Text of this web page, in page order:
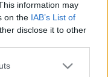
information may
on the IAB’s List of
disclose it to other
one or more Google
képviselői. Bízunk
alakul ki
az érintett terület
szakaszában